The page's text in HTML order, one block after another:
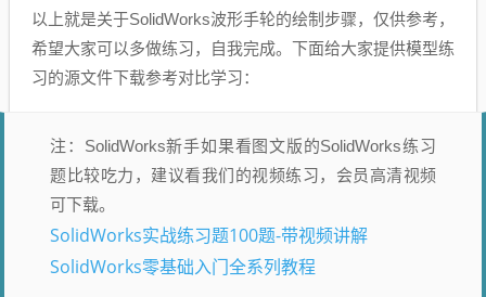
以上就是关于SolidWorks波形手轮的绘制步骤，仅供参考，
希望大家可以多做练习，自我完成。下面给大家提供模型练
习的源文件下载参考对比学习：
注：SolidWorks新手如果看图文版的SolidWorks练习
题比较吃力，建议看我们的视频练习，会员高清视频
可下载。
SolidWorks实战练习题100题-带视频讲解
SolidWorks零基础入门全系列教程